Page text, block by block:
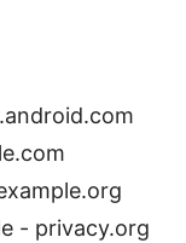
- privacy.org